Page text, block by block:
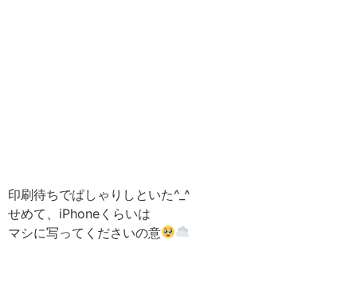
印刷待ちでぱしゃりしといた^_^
せめて、iPhoneくらいは
マシに写ってくださいの意